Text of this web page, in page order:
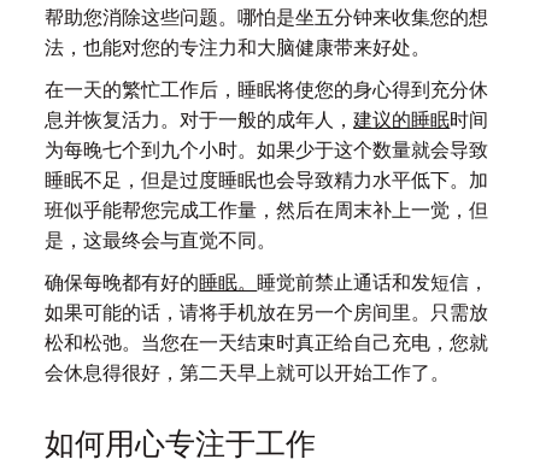
帮助您消除这些问题。哪怕是坐五分钟来收集您的想
法，也能对您的专注力和大脑健康带来好处。
在一天的繁忙工作后，睡眠将使您的身心得到充分休
息并恢复活力。对于一般的成年人，建议的睡眠时间
为每晚七个到九个小时。如果少于这个数量就会导致
睡眠不足，但是过度睡眠也会导致精力水平低下。加
班似乎能帮您完成工作量，然后在周末补上一觉，但
是，这最终会与直觉不同。
确保每晚都有好的睡眠。睡觉前禁止通话和发短信，
如果可能的话，请将手机放在另一个房间里。只需放
松和松弛。当您在一天结束时真正给自己充电，您就
会休息得很好，第二天早上就可以开始工作了。
如何用心专注于工作